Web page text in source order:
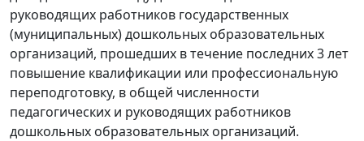
руководящих работников государственных
(муниципальных) дошкольных образовательных
организаций, прошедших в течение последних 3 лет
повышение квалификации или профессиональную
переподготовку, в общей численности
педагогических и руководящих работников
дошкольных образовательных организаций.